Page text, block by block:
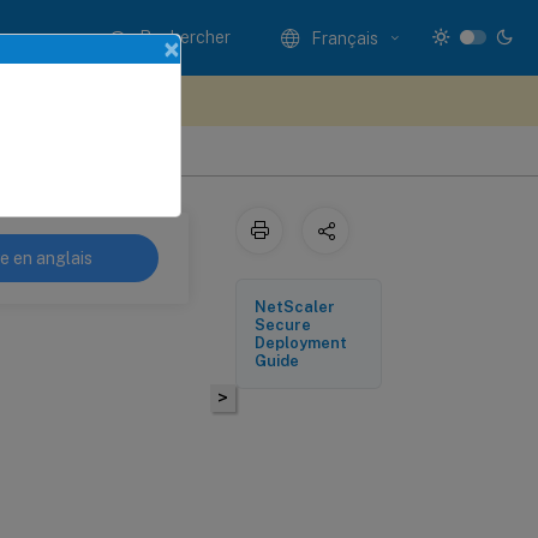
Rechercher Français
en anglais
>
NetScaler
Secure
Deployment
Guide
×